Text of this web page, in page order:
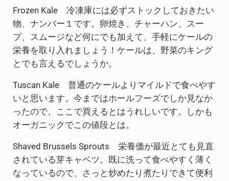
Frozen Kale 冷凍庫には必ずストックしておきたい
物、ナンバー１です。卵焼き、チャーハン、スー
プ、スムージなど何にでも加えて、手軽にケールの
栄養を取り入れましょう！ケールは、野菜のキング
とでも言えるでしょうか。
Tuscan Kale 普通のケールよりマイルドで食べやす
いと思います。今まではホールフーズでしか見なか
ったので、ここで買えるとはうれしいです。しかも
オーガニックでこの値段とは。
Shaved Brussels Sprouts 栄養価が最近とても見直
されている芽キャベツ。既に洗って食べやすく薄く
なっているので、さっと炒めたり煮たりできて便利